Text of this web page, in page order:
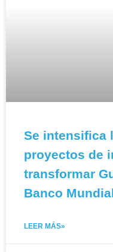
Se intensifica
proyectos de
transformar
Banco
LEER MÁS»